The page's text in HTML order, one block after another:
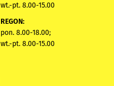
wt.-pt. 8.00-15.00
REGON:
pon. 8.00-18.00;
wt.-pt. 8.00-15.00